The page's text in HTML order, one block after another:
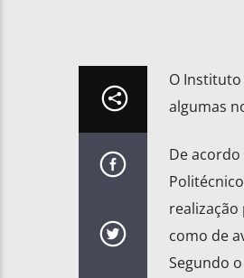
O
algumas
De
como de
Segundo